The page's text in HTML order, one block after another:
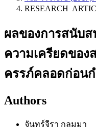
RESEARCH
ผลของการสนับ
ความเครียดของ
ครรภ์คลอดก่อน
Authors
จันทร์จีรา กลมมา